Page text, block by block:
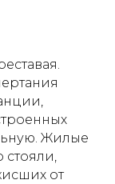
Жилые
от